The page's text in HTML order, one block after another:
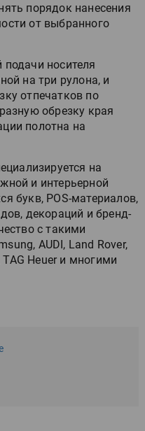
порядок нанесения
от выбранного
носителя
на три рулона, и
отпечатков по
обрезку края
полотна на
на
и интерьерной
букв, POS-материалов,
декораций и бренд-
с такими
AUDI, Land Rover,
Heuer и многими